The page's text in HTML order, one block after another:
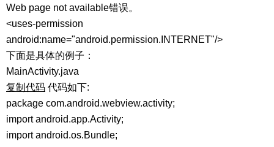
Web page not available错误。
<uses-permission
android:name="android.permission.INTERNET"/>
下面是具体的例子：
MainActivity.java
复制代码 代码如下:
package com.android.webview.activity;
import android.app.Activity;
import android.os.Bundle;